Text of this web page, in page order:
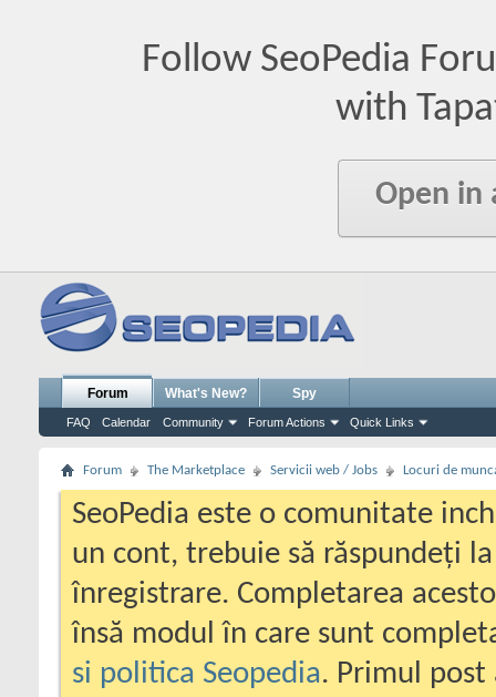
Follow SeoPedia
with
Open in
Forum
FAQ Calendar Community Forum Actions Quick Links
What's New? Spy
Forum The Marketplace Servicii web / Jobs Locuri de
SeoPedia este o comunitate
un cont, trebuie să răspundeți
înregistrare. Completarea
însă modul în care sunt
si politica Seopedia. Primul